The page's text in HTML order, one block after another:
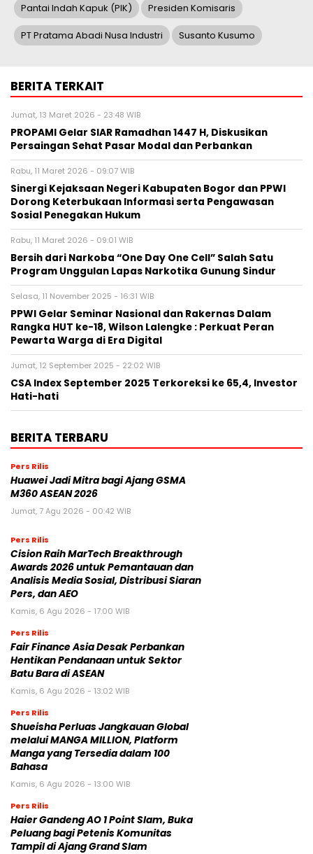
Pantai Indah Kapuk (PIK) Presiden Komisaris
PT Pratama Abadi Nusa Industri Susanto Kusumo
BERITA TERKAIT
Jumat, 13 Maret 2026 - 23:48 WIB
PROPAMI Gelar SIAR Ramadhan 1447 H, Diskusikan
Persaingan Sehat Pasar Modal dan Perbankan
Rabu, 11 Maret 2026 - 09:07 WIB
Sinergi Kejaksaan Negeri Kabupaten Bogor dan PPWI
Dorong Keterbukaan Informasi serta Pengawasan
Sosial Penegakan Hukum
Rabu, 11 Maret 2026 - 09:01 WIB
Bersih dari Narkoba “One Day One Cell” Salah Satu
Program Unggulan Lapas Narkotika Gunung Sindur
Selasa, 11 November 2025 - 16:31 WIB
PPWI Gelar Seminar Nasional dan Rakernas Dalam
Rangka HUT ke-18, Wilson Lalengke : Perkuat Peran
Pewarta Warga di Era Digital
Jumat, 12 September 2025 - 22:02 WIB
CSA Index September 2025 Terkoreksi ke 65,4, Investor
Hati-hati
BERITA TERBARU
Pers Rilis
Huawei Jadi Mitra bagi Ajang GSMA
M360 ASEAN 2026
Jumat, 7 Agu 2026 - 00:42 WIB
Pers Rilis
Cision Raih MarTech Breakthrough
Awards 2026 untuk Pemantauan dan
Analisis Media Sosial, Distribusi Siaran
Pers, dan AEO
Kamis, 6 Agu 2026 - 17:00 WIB
Pers Rilis
Fair Finance Asia Desak Perbankan
Hentikan Pendanaan untuk Sektor
Batu Bara di ASEAN
Kamis, 6 Agu 2026 - 13:02 WIB
Pers Rilis
Shueisha Perluas Jangkauan Global
melalui MANGA MILLION, Platform
Manga yang Tersedia dalam 100
Bahasa
Kamis, 6 Agu 2026 - 13:00 WIB
Pers Rilis
Haier Gandeng AO 1 Point Slam, Buka
Peluang bagi Petenis Komunitas
Tampil di Ajang Grand Slam